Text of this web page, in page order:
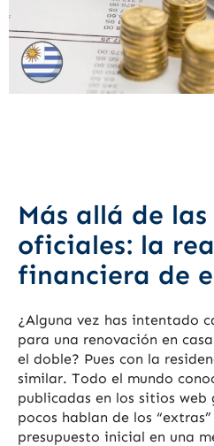
Más allá de
oficiales: la
financiera de
¿Alguna vez has intentado
para una renovación en
el doble? Pues con la
similar. Todo el mundo
publicadas en los sitios web
pocos hablan de los
presupuesto inicial en una